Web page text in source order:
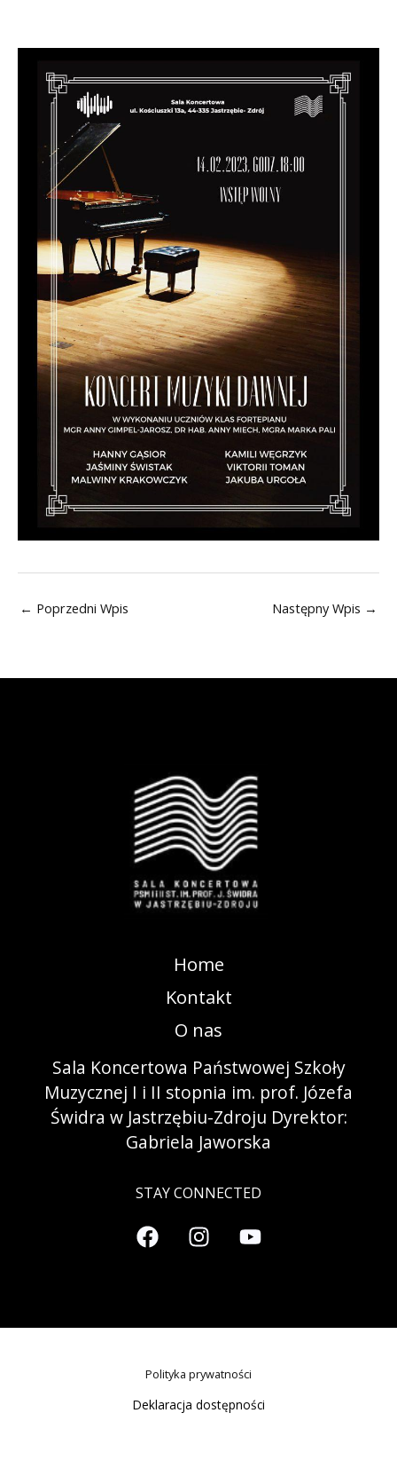
← Poprzedni Wpis Następny Wpis →
Home
Kontakt
O nas
Sala Koncertowa Państwowej Szkoły
Muzycznej I i II stopnia im. prof. Józefa
Świdra w Jastrzębiu-Zdroju Dyrektor:
Gabriela Jaworska
STAY CONNECTED
Polityka prywatności
Deklaracja dostępności